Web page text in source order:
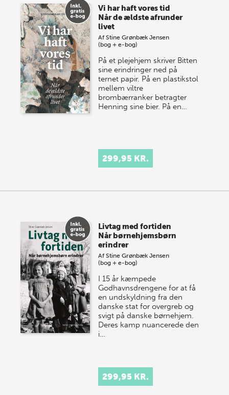
Vi har haft vores tid
Når de ældste afrunder
livet
AfStine Grønbæk Jensen
(bog + e-bog)
På et plejehjem skriver Bitten
sine erindringer ned på
ternet papir. På en plastikstol
mellem viltre
brombærranker betragter
Henning sine bier. På en…
299,95 KR.
Livtag med fortiden
Når børnehjemsbørn
erindrer
AfStine Grønbæk Jensen
(bog + e-bog)
I 15 år kæmpede
Godhavnsdrengene for at få
en und­skyldning fra den
danske stat for overgreb og
svigt på danske børnehjem.
Deres kamp nuancerede den
i…
299,95 KR.